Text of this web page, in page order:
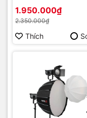
1.950.000₫
2.350.000₫
Thích